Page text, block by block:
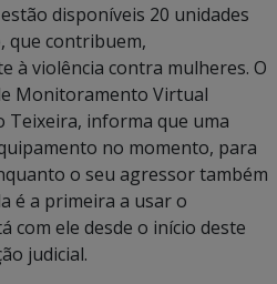
disponíveis 20 unidades
que contribuem,
à violência contra mulheres. O
Monitoramento Virtual
Teixeira, informa que uma
no momento, para
o seu agressor também
é a primeira a usar o
com ele desde o início deste
judicial.